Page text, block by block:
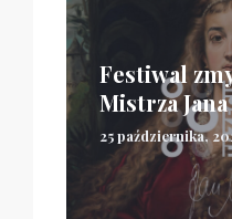
Festiwal
Mistrza Jana
25 października,